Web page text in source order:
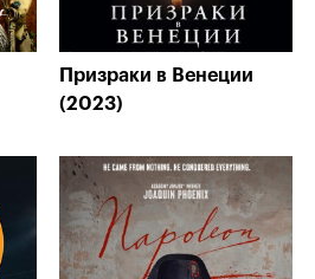
Призраки в Венеции
(2023)